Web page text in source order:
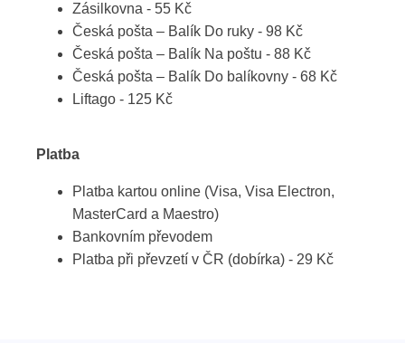
Zásilkovna - 55 Kč
Česká pošta – Balík Do ruky - 98 Kč
Česká pošta – Balík Na poštu - 88 Kč
Česká pošta – Balík Do balíkovny - 68 Kč
Liftago - 125 Kč
Platba
Platba kartou online (Visa, Visa Electron,
MasterCard a Maestro)
Bankovním převodem
Platba při převzetí v ČR (dobírka) - 29 Kč